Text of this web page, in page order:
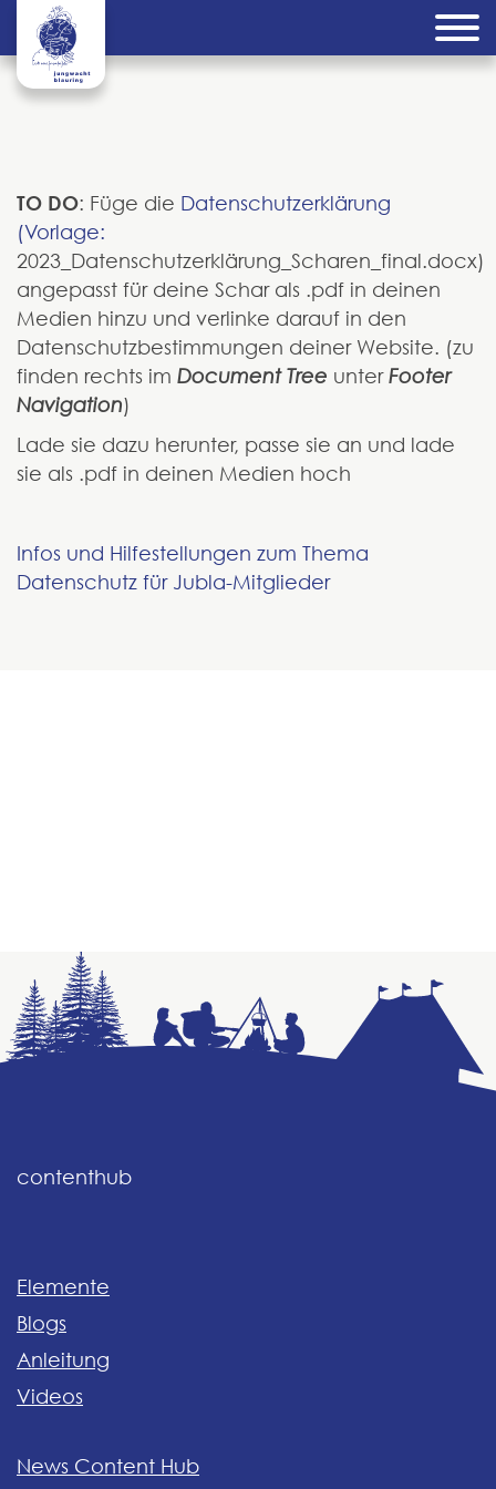
TO DO: Füge die Datenschutzerklärung
(Vorlage:
2023_Datenschutzerklärung_Scharen_final.docx)
angepasst für deine Schar als .pdf in deinen
Medien hinzu und verlinke darauf in den
Datenschutzbestimmungen deiner Website. (zu
finden rechts im Document Tree unterFooter
Navigation)
Lade sie dazu herunter, passe sie an und lade
sie als .pdf in deinen Medien hoch
Infos und Hilfestellungen zum Thema
Datenschutz für Jubla-Mitglieder
contenthub
Elemente
Blogs
Anleitung
Videos
News Content Hub